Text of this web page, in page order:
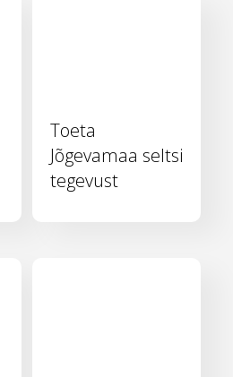
Toeta
Jõgevamaa seltsi
tegevust